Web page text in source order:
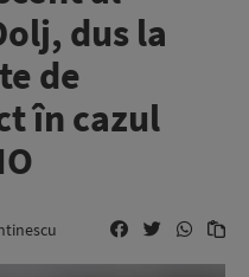
dus la
de
în cazul